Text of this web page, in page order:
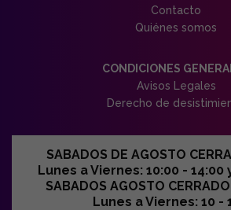
Contacto
Quiénes somos
CONDICIONES
Avisos Legales
Derecho de
SABADOS DE AGOSTO
Lunes a Viernes: 10:00 - 14:00
SABADOS AGOSTO
Lunes a Viernes: 10 -